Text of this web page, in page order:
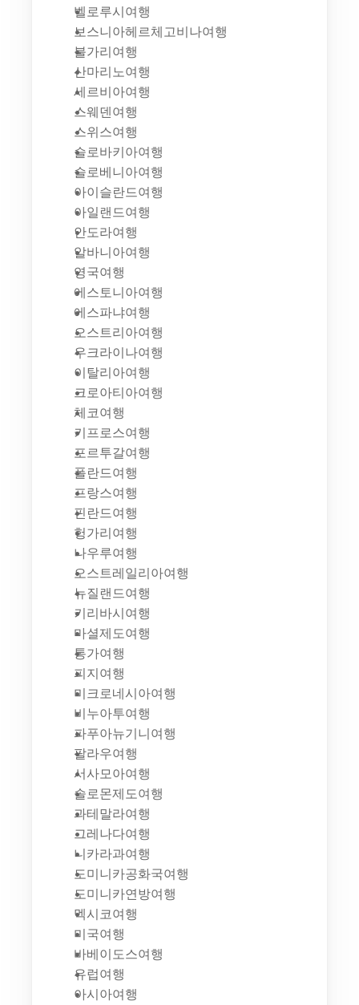
벨로루시여행
보스니아헤르체고비나여행
불가리여행
산마리노여행
세르비아여행
스웨덴여행
스위스여행
슬로바키아여행
슬로베니아여행
아이슬란드여행
아일랜드여행
안도라여행
알바니아여행
영국여행
에스토니아여행
에스파냐여행
오스트리아여행
우크라이나여행
이탈리아여행
크로아티아여행
체코여행
키프로스여행
포르투갈여행
폴란드여행
프랑스여행
핀란드여행
헝가리여행
나우루여행
오스트레일리아여행
뉴질랜드여행
키리바시여행
마셜제도여행
통가여행
피지여행
미크로네시아여행
비누아투여행
파푸아뉴기니여행
팔라우여행
서사모아여행
솔로몬제도여행
과테말라여행
그레나다여행
니카라과여행
도미니카공화국여행
도미니카연방여행
멕시코여행
미국여행
바베이도스여행
유럽여행
아시아여행